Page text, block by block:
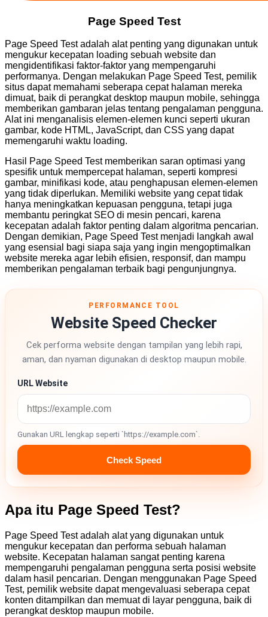
Page Speed Test
Page Speed Test adalah alat penting yang digunakan untuk
mengukur kecepatan loading sebuah website dan
mengidentifikasi faktor-faktor yang mempengaruhi
performanya. Dengan melakukan Page Speed Test, pemilik
situs dapat memahami seberapa cepat halaman mereka
dimuat, baik di perangkat desktop maupun mobile, sehingga
memberikan gambaran jelas tentang pengalaman pengguna.
Alat ini menganalisis elemen-elemen kunci seperti ukuran
gambar, kode HTML, JavaScript, dan CSS yang dapat
memengaruhi waktu loading.
Hasil Page Speed Test memberikan saran optimasi yang
spesifik untuk mempercepat halaman, seperti kompresi
gambar, minifikasi kode, atau penghapusan elemen-elemen
yang tidak diperlukan. Memiliki website yang cepat tidak
hanya meningkatkan kepuasan pengguna, tetapi juga
membantu peringkat SEO di mesin pencari, karena
kecepatan adalah faktor penting dalam algoritma pencarian.
Dengan demikian, Page Speed Test menjadi langkah awal
yang esensial bagi siapa saja yang ingin mengoptimalkan
website mereka agar lebih efisien, responsif, dan mampu
memberikan pengalaman terbaik bagi pengunjungnya.
PERFORMANCE TOOL
Website Speed Checker
Cek performa website dengan tampilan yang lebih rapi,
aman, dan nyaman digunakan di desktop maupun mobile.
URL Website
Gunakan URL lengkap seperti `https://example.com`.
Check Speed
Apa itu Page Speed Test?
Page Speed Test adalah alat yang digunakan untuk
mengukur kecepatan dan performa sebuah halaman
website. Kecepatan halaman sangat penting karena
mempengaruhi pengalaman pengguna serta posisi website
dalam hasil pencarian. Dengan menggunakan Page Speed
Test, pemilik website dapat mengevaluasi seberapa cepat
konten ditampilkan dan memuat di layar pengguna, baik di
perangkat desktop maupun mobile.